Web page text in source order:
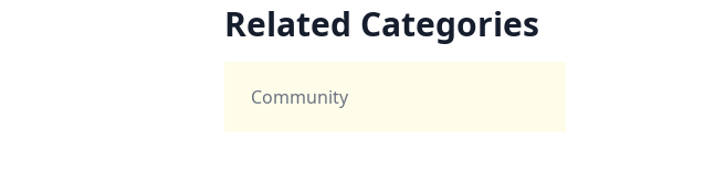
Related Categories
Community